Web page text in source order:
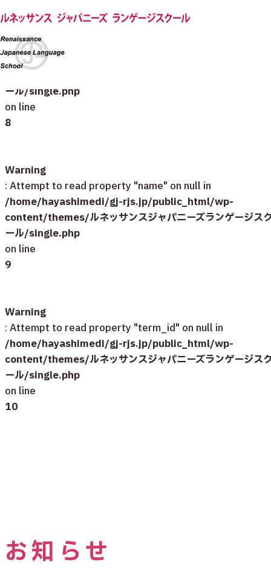
: Undefined array key 0 in
/home/hayashimedi/gj-rjs.jp/public_html/wp-
ール/single.php
on line
8
Warning
: Attempt to read property "name" on null in
/home/hayashimedi/gj-rjs.jp/public_html/wp-
content/themes/ルネッサンスジャパニーズランゲージス
ール/single.php
on line
9
Warning
: Attempt to read property "term_id" on null in
/home/hayashimedi/gj-rjs.jp/public_html/wp-
content/themes/ルネッサンスジャパニーズランゲージス
ール/single.php
on line
10
お知らせ